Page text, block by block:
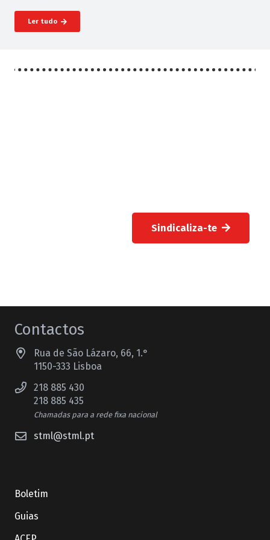
Ler tudo
Sindicaliza-te
Contactos
Rua de São Lázaro, 66, 1.°
1150-333 Lisboa
218 885 430
218 885 435
Chamadas para a rede fixa nacional
stml@stml.pt
Boletim
Guias